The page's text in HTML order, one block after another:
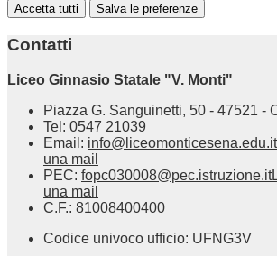
Accetta tutti Salva le preferenze
Contatti
Liceo Ginnasio Statale "V. Monti"
Piazza G. Sanguinetti, 50 - 47521 -
Tel: 0547 21039
Email: info@liceomonticesena.edu.it
una mail
PEC: fopc030008@pec.istruzione.it
una mail
C.F.: 81008400400
Codice univoco ufficio: UFNG3V